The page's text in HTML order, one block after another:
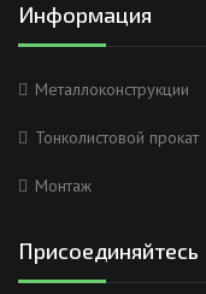
Информация
Металлоконструкции
Тонколистовой прокат
Монтаж
Присоединяйтесь